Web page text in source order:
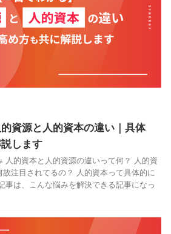
的資源と人的資本の違い｜具体
します
人的資本と人的資源の違いって何？ 人的資
注目されてるの？ 人的資本って具体的に
事は、こんな悩みを解決できる記事になっ